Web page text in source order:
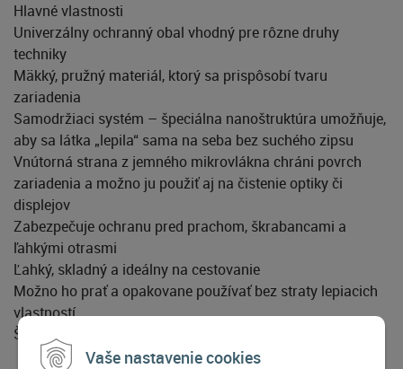
Vaše nastavenie cookies
Hlavné vlastnosti
Univerzálny ochranný obal vhodný pre rôzne druhy
techniky
Mäkký, pružný materiál, ktorý sa prispôsobí tvaru
zariadenia
Samodržiaci systém – špeciálna nanoštruktúra umožňuje,
aby sa látka „lepila“ sama na seba bez suchého zipsu
Vnútorná strana z jemného mikrovlákna chráni povrch
zariadenia a možno ju použiť aj na čistenie optiky či
displejov
Zabezpečuje ochranu pred prachom, škrabancami a
ľahkými otrasmi
Ľahký, skladný a ideálny na cestovanie
Možno ho prať a opakovane používať bez straty lepiacich
vlastností
Štýlový dizajn Artist s umeleckým grafickým vzorom